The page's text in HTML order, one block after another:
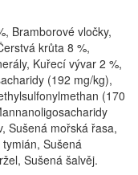
Bramborové vločky,
krůta 8 %,
Kuřecí vývar 2 %,
(192 mg/kg),
(170
Sušená mořská řasa,
Sušená
Sušená šalvěj.